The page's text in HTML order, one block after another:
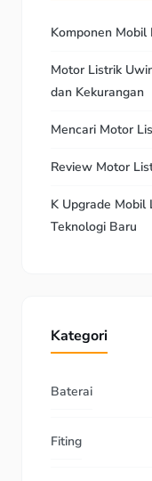
Komponen Mobil
Motor Listrik
dan Kekurangan
Mencari Motor
Review Motor
K Upgrade Mobil
Teknologi Baru
Kategori
Baterai
Fiting